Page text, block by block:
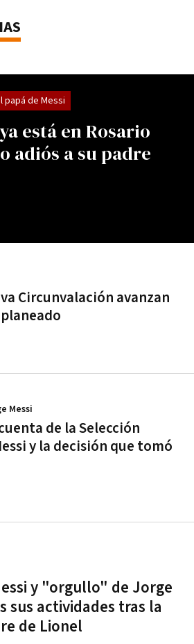
está en Rosario
adiós a su padre
papá de Messi
Circunvalación avanzan
de la Selección
y la decisión que tomó
Messi
y "orgullo" de Jorge
sus actividades tras la
de Lionel